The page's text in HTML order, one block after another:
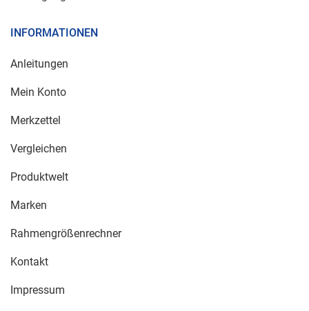
INFORMATIONEN
Anleitungen
Mein Konto
Merkzettel
Vergleichen
Produktwelt
Marken
Rahmengrößenrechner
Kontakt
Impressum